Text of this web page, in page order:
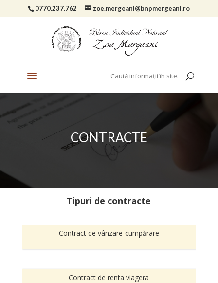
0770.237.762 zoe.mergeani@bnpmergeani.ro
CONTRACTE
Tipuri de contracte
Contract de vânzare-cumpărare
Contract de renta viagera